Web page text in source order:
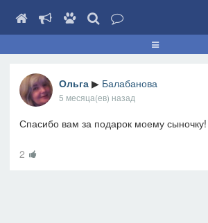
Ольга ▶ Балабанова
5 месяца(ев) назад
Спасибо вам за подарок моему сыночку!
2